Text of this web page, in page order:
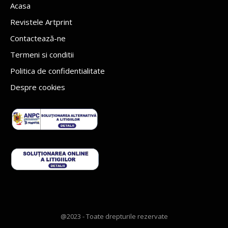
Acasa
Revistele Artprint
Contactează-ne
Termeni si conditii
Politica de confidentialitate
Despre cookies
@2023 - Toate drepturile rezervate